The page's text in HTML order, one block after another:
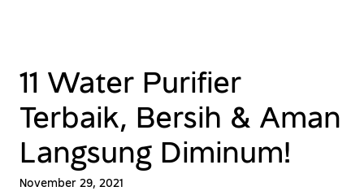
11 Water Purifier
Terbaik, Bersih & Aman
Langsung Diminum!
November 29, 2021